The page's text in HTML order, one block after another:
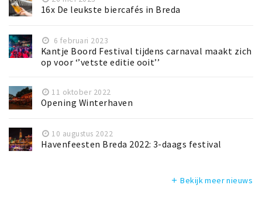
16x De leukste biercafés in Breda
6 februari 2023
Kantje Boord Festival tijdens carnaval maakt zich
op voor ‘’vetste editie ooit’’
11 oktober 2022
Opening Winterhaven
10 augustus 2022
Havenfeesten Breda 2022: 3-daags festival
add Bekijk meer nieuws